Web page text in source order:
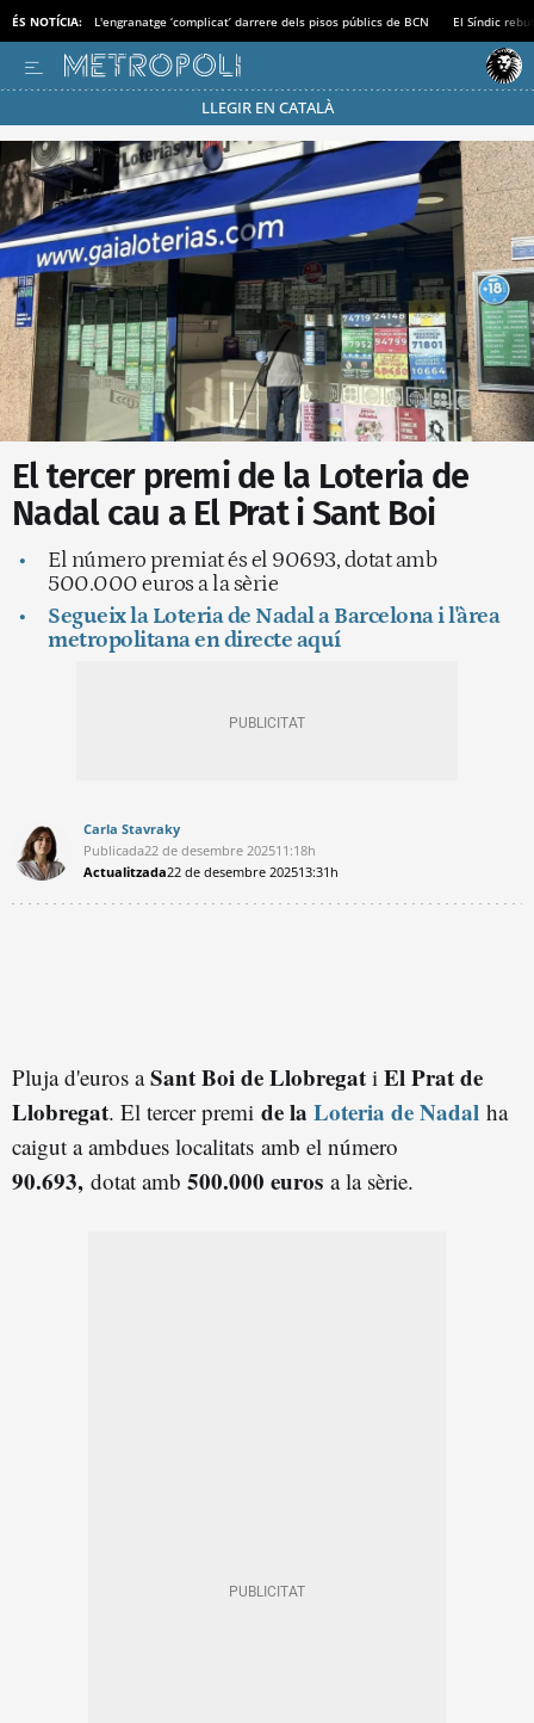
ÉS NOTÍCIA: L'engranatge ‘complicat’ darrere dels pisos públics de BCN El Síndic
LLEGIR EN CATALÀ
Passa’t al mode estalvi
El tercer premi de la Loteria de
Nadal cau a El Prat i Sant Boi
El número premiat és el 90693, dotat amb
500.000 euros a la sèrie
Segueix la Loteria de Nadal a Barcelona i l'àrea
metropolitana en directe aquí
Carla Stavraky
Publicada22 de desembre 202511:18h
Actualitzada22 de desembre 202513:31h
Pluja d'euros aSant Boi de Llobregat i El Prat de
Llobregat. El tercer premi de la Loteria de Nadal ha
caigut a ambdues localitats amb el número
90.693, dotat amb 500.000 euros a la sèrie.